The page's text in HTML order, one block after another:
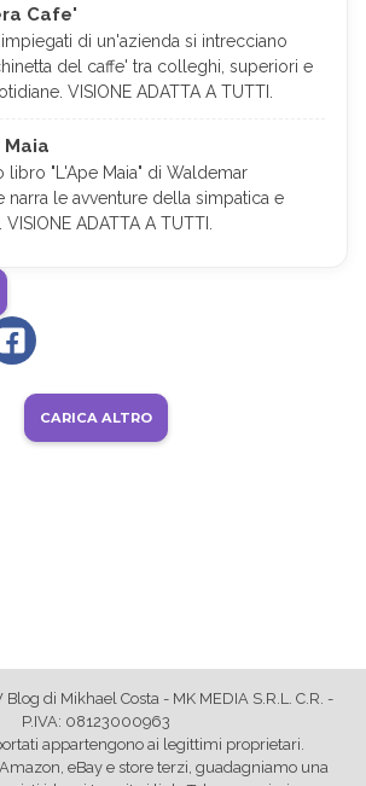
Cafe'
di un'azienda si intrecciano
del caffe' tra colleghi, superiori e
VISIONE ADATTA A TUTTI.
Maia
libro "L'Ape Maia" di Waldemar
narra le avventure della simpatica e
ADATTA A TUTTI.
CARICA ALTRO
di Mikhael Costa - MK MEDIA S.R.L. C.R. -
P.IVA: 08123000963
appartengono ai legittimi proprietari.
eBay e store terzi, guadagniamo una